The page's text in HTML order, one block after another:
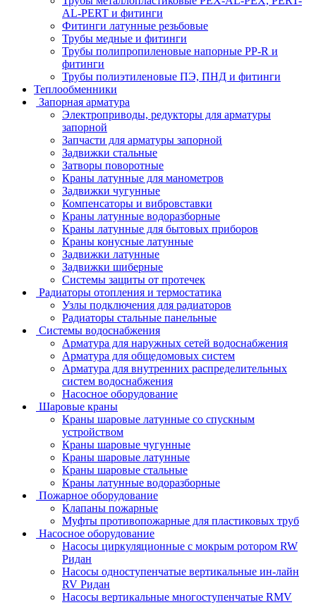
AL-PERT и фитинги
Фитинги латунные резьбовые
Трубы медные и фитинги
Трубы полипропиленовые напорные PP-R и
фитинги
Трубы полиэтиленовые ПЭ, ПНД и фитинги
Теплообменники
Запорная арматура
Электроприводы, редукторы для арматуры
запорной
Запчасти для арматуры запорной
Задвижки стальные
Затворы поворотные
Краны латунные для манометров
Задвижки чугунные
Компенсаторы и вибровставки
Краны латунные водоразборные
Краны латунные для бытовых приборов
Краны конусные латунные
Задвижки латунные
Задвижки шиберные
Системы защиты от протечек
Радиаторы отопления и термостатика
Узлы подключения для радиаторов
Радиаторы стальные панельные
Системы водоснабжения
Арматура для наружных сетей водоснабжения
Арматура для общедомовых систем
Арматура для внутренних распределительных
систем водоснабжения
Насосное оборудование
Шаровые краны
Краны шаровые латунные со спускным
устройством
Краны шаровые чугунные
Краны шаровые латунные
Краны шаровые стальные
Краны латунные водоразборные
Пожарное оборудование
Клапаны пожарные
Муфты противопожарные для пластиковых труб
Насосное оборудование
Насосы циркуляционные с мокрым ротором RW
Ридан
Насосы одноступенчатые вертикальные ин-лайн
RV Ридан
Насосы вертикальные многоступенчатые RMV